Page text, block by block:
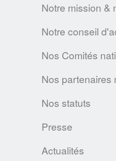
textile de demain
LA CHARTE SUR
DURABLE
L’A.I.S.E. présente
conformes aux
plateforme
Notre mission &
Notre conseil
Nos Comités
Nos partenaires
Nos statuts
Presse
Actualités